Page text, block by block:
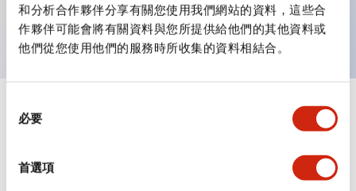
和分析合作夥伴分享有關您使用我們網站的資料，這些合
作夥伴可能會將有關資料與您所提供給他們的其他資料或
他們從您使用他們的服務時所收集的資料相結合。
必要
首選項
我們提供多種表面配線型插座。
規格 顯示全部 +